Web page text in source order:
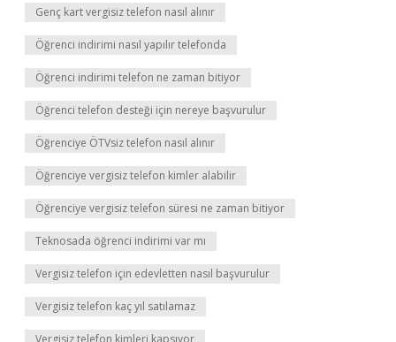
Genç kart vergisiz telefon nasıl alınır
Öğrenci indirimi nasıl yapılır telefonda
Öğrenci indirimi telefon ne zaman bitiyor
Öğrenci telefon desteği için nereye başvurulur
Öğrenciye ÖTVsiz telefon nasıl alınır
Öğrenciye vergisiz telefon kimler alabilir
Öğrenciye vergisiz telefon süresi ne zaman bitiyor
Teknosada öğrenci indirimi var mı
Vergisiz telefon için edevletten nasıl başvurulur
Vergisiz telefon kaç yıl satılamaz
Vergisiz telefon kimleri kapsıyor